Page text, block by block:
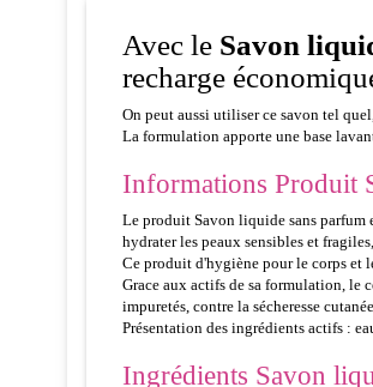
Avec le Savon
recharge
On peut aussi utiliser ce savon tel
La formulation apporte une base
Informations Produit
Le produit Savon liquide sans parfum
hydrater les peaux sensibles et
Ce produit d'hygiène pour le corps et
Grace aux actifs de sa formulation, le
impuretés, contre la sécheresse
Présentation des ingrédients actifs :
Ingrédients Savon